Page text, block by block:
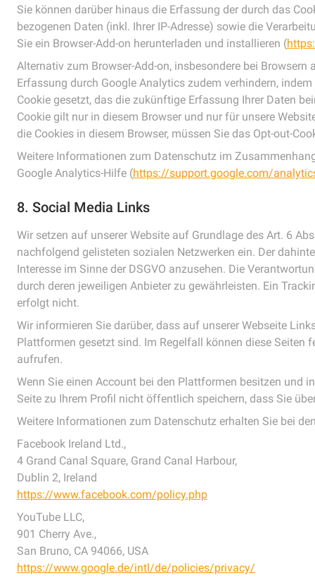
Sie können darüber hinaus die Erfassung der durch das
bezogenen Daten (inkl. Ihrer IP-Adresse) sowie die
Sie ein Browser-Add-on herunterladen und installieren (
Alternativ zum Browser-Add-on, insbesondere bei Browsern
Erfassung durch Google Analytics zudem verhindern,
Cookie gesetzt, das die zukünftige Erfassung Ihrer Daten
Cookie gilt nur in diesem Browser und nur für unsere
die Cookies in diesem Browser, müssen Sie das Opt-out-
Weitere Informationen zum Datenschutz im
Google Analytics-Hilfe (https://support.google.com/
8. Social Media Links
Wir setzen auf unserer Website auf Grundlage des Art. 6
nachfolgend gelisteten sozialen Netzwerken ein. Der
Interesse im Sinne der DSGVO anzusehen. Die
durch deren jeweiligen Anbieter zu gewährleisten. Ein
erfolgt nicht.
Wir informieren Sie darüber, dass auf unserer Webseite
Plattformen gesetzt sind. Im Regelfall können diese Seiten
aufrufen.
Wenn Sie einen Account bei den Plattformen besitzen und
Seite zu Ihrem Profil nicht öffentlich speichern, dass Sie
Weitere Informationen zum Datenschutz erhalten Sie bei
Facebook Ireland Ltd.,
4 Grand Canal Square, Grand Canal Harbour,
Dublin 2, Ireland
https://www.facebook.com/policy.php
YouTube LLC,
901 Cherry Ave.,
San Bruno, CA 94066, USA
https://www.google.de/intl/de/policies/privacy/